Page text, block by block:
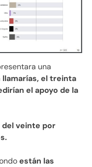
una
llamarías, el treinta
el apoyo de la
del veinte por
están las